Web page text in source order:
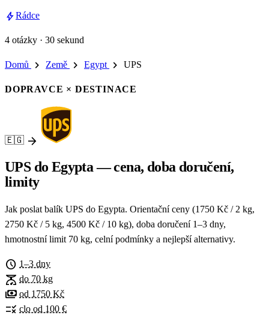
boltRádce
4 otázky · 30 sekund
Domů chevron_right Země chevron_right Egypt chevron_right UPS
DOPRAVCE × DESTINACE
🇪🇬 arrow_forward
UPS do Egypta — cena, doba doručení,
limity
Jak poslat balík UPS do Egypta. Orientační ceny (1750 Kč / 2 kg,
2750 Kč / 5 kg, 4500 Kč / 10 kg), doba doručení 1–3 dny,
hmotnostní limit 70 kg, celní podmínky a nejlepší alternativy.
schedule 1–3 dny
scale do 70 kg
payments od 1750 Kč
rule clo od 100 €